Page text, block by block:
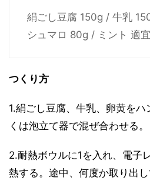
絹ごし豆腐 150g / 牛乳
シュマロ 80g / ミント 適宜
つくり方
1.絹ごし豆腐、牛乳、卵黄を
くは泡立て器で混ぜ合わせる。
2.耐熱ボウルに1を入れ、電子
熱する。途中、何度か取り出し